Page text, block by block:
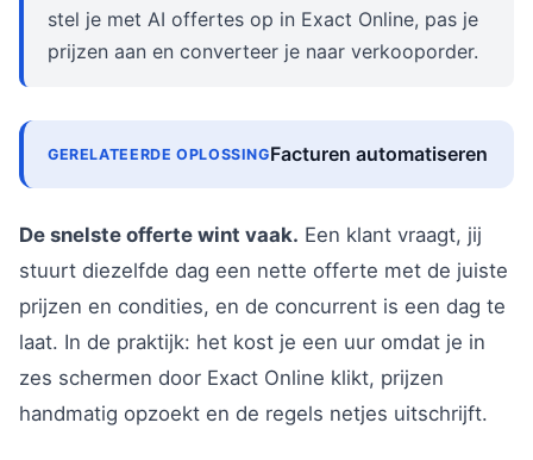
stel je met AI offertes op in Exact Online, pas je
prijzen aan en converteer je naar verkooporder.
GERELATEERDE OPLOSSINGFacturen automatiseren
De snelste offerte wint vaak. Een klant vraagt, jij
stuurt diezelfde dag een nette offerte met de juiste
prijzen en condities, en de concurrent is een dag te
laat. In de praktijk: het kost je een uur omdat je in
zes schermen door Exact Online klikt, prijzen
handmatig opzoekt en de regels netjes uitschrijft.